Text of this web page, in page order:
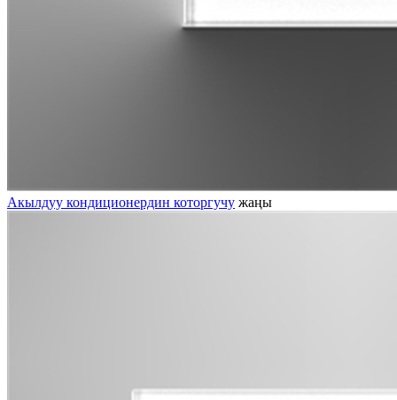
Акылдуу кондиционердин которгучу жаңы